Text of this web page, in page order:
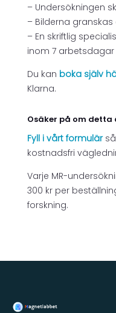
– Undersökningen
– Bilderna
– En skriftlig
inom 7 arbetsdagar
Du kan boka själv
Klarna.
Osäker på om
Fyll i vårt formulärså
kostnadsfri
Varje MR-
300 kr per
forskning.